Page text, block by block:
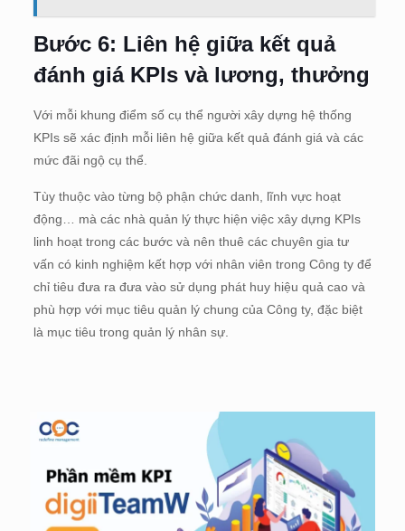
Bước 6: Liên hệ giữa kết quả
đánh giá KPIs và lương, thưởng
Với mỗi khung điểm số cụ thể người xây dựng hệ thống
KPIs sẽ xác định mỗi liên hệ giữa kết quả đánh giá và các
mức đãi ngộ cụ thể.
Tùy thuộc vào từng bộ phận chức danh, lĩnh vực hoạt
động… mà các nhà quản lý thực hiện việc xây dựng KPIs
linh hoạt trong các bước và nên thuê các chuyên gia tư
vấn có kinh nghiệm kết hợp với nhân viên trong Công ty để
chỉ tiêu đưa ra đưa vào sử dụng phát huy hiệu quả cao và
phù hợp với mục tiêu quản lý chung của Công ty, đặc biệt
là mục tiêu trong quản lý nhân sự.